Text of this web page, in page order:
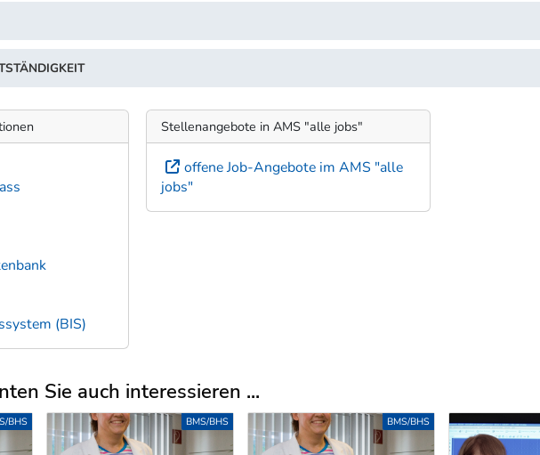
(BIS)
Stellenangebote in AMS "alle jobs"
offene Job-Angebote im AMS "alle
jobs"
Sie auch interessieren ...
BHS BMS/BHS BMS/BHS